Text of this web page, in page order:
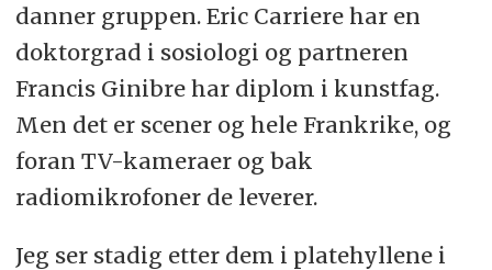
danner gruppen. Eric Carriere har en
doktorgrad i sosiologi og partneren
Francis Ginibre har diplom i kunstfag.
Men det er scener og hele Frankrike, og
foran TV-kameraer og bak
radiomikrofoner de leverer.
Jeg ser stadig etter dem i platehyllene i